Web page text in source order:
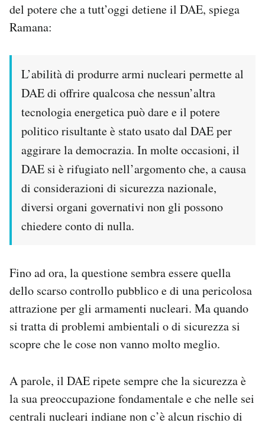
del potere che a tutt’oggi detiene il DAE, spiega
Ramana:
L’abilità di produrre armi nucleari permette al
DAE di offrire qualcosa che nessun’altra
tecnologia energetica può dare e il potere
politico risultante è stato usato dal DAE per
aggirare la democrazia. In molte occasioni, il
DAE si è rifugiato nell’argomento che, a causa
di considerazioni di sicurezza nazionale,
diversi organi governativi non gli possono
chiedere conto di nulla.
Fino ad ora, la questione sembra essere quella
dello scarso controllo pubblico e di una pericolosa
attrazione per gli armamenti nucleari. Ma quando
si tratta di problemi ambientali o di sicurezza si
scopre che le cose non vanno molto meglio.
A parole, il DAE ripete sempre che la sicurezza è
la sua preoccupazione fondamentale e che nelle sei
centrali nucleari indiane non c’è alcun rischio di